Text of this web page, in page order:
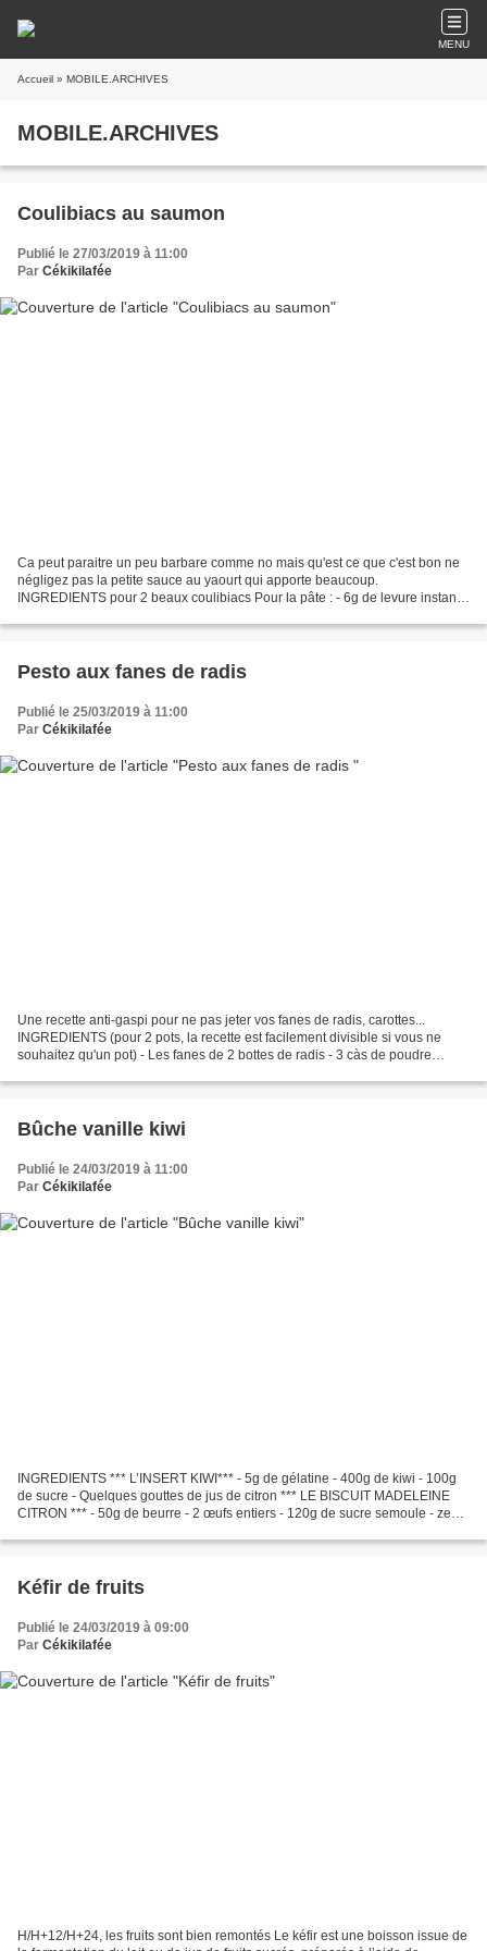
MENU
Accueil » MOBILE.ARCHIVES
MOBILE.ARCHIVES
Coulibiacs au saumon
Publié le 27/03/2019 à 11:00
Par Cékikilafée
Ca peut paraitre un peu barbare comme no mais qu'est ce que c'est bon ne
négligez pas la petite sauce au yaourt qui apporte beaucoup.
INGREDIENTS pour 2 beaux coulibiacs Pour la pâte : - 6g de levure instant
Pesto aux fanes de radis
Publié le 25/03/2019 à 11:00
Par Cékikilafée
Une recette anti-gaspi pour ne pas jeter vos fanes de radis, carottes...
INGREDIENTS (pour 2 pots, la recette est facilement divisible si vous ne
souhaitez qu'un pot) - Les fanes de 2 bottes de radis - 3 càs de poudre
Bûche vanille kiwi
Publié le 24/03/2019 à 11:00
Par Cékikilafée
INGREDIENTS *** L’INSERT KIWI*** - 5g de gélatine - 400g de kiwi - 100g
de sucre - Quelques gouttes de jus de citron *** LE BISCUIT MADELEINE
CITRON *** - 50g de beurre - 2 œufs entiers - 120g de sucre semoule - zeste
Kéfir de fruits
Publié le 24/03/2019 à 09:00
Par Cékikilafée
H/H+12/H+24, les fruits sont bien remontés Le kéfir est une boisson issue de